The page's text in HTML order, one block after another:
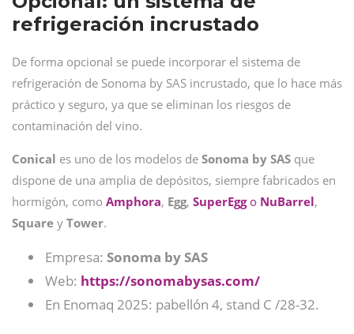
refrigeración incrustado
De forma opcional se puede incorporar el sistema de
refrigeración de Sonoma by SAS incrustado, que lo hace más
práctico y seguro, ya que se eliminan los riesgos de
contaminación del vino.
Conical es uno de los modelos de Sonoma by SAS que
dispone de una amplia de depósitos, siempre fabricados en
hormigón, como Amphora, Egg, SuperEggo NuBarrel,
Square y Tower.
Empresa: Sonoma by SAS
Web: https://sonomabysas.com/
En Enomaq 2025: pabellón 4, stand C /28-32.